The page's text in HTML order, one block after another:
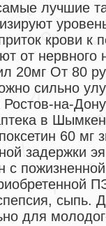
лучшие
крови к
от нервного
20мг От 80
сильно
на-Дону
в
60 мг
задержки
с
сыпь.
для